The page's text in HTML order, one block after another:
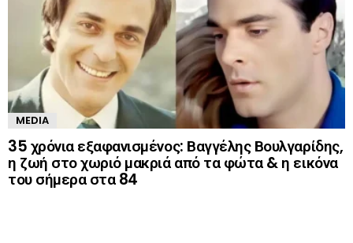
MEDIA
35 χρόνια εξαφανισμένος: Βαγγέλης Βουλγαρίδης,
η ζωή στο χωριό μακριά από τα φώτα & η εικόνα
του σήμερα στα 84